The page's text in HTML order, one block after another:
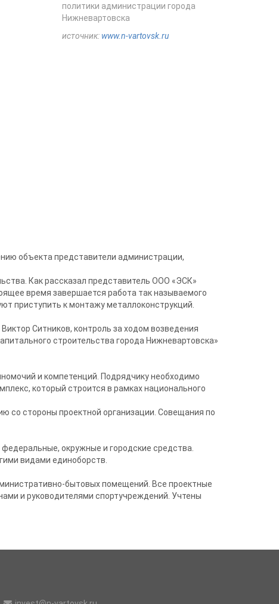
политики администрации города
Нижневартовска
источник: www.n-vartovsk.ru
объекта представители администрации,
Как рассказал представитель ООО «ЭСК»
время завершается работа так называемого
приступить к монтажу металлоконструкций.
Ситников, контроль за ходом возведения
строительства города Нижневартовска»
и компетенций. Подрядчику необходимо
который строится в рамках национального
со стороны проектной организации. Совещания по
окружные и городские средства.
видами единоборств.
бытовых помещений. Все проектные
и руководителями спортучреждений. Учтены